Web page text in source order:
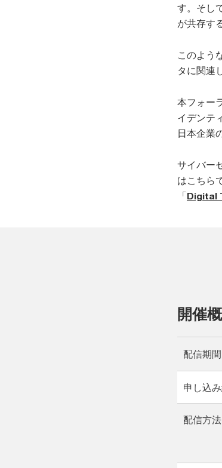
す。そし
が共存す
このよう
タに関連
本フォー
イデンテ
日本企業
サイバー
はこちら
「Digital
開催
配信期間
申し込
配信方法